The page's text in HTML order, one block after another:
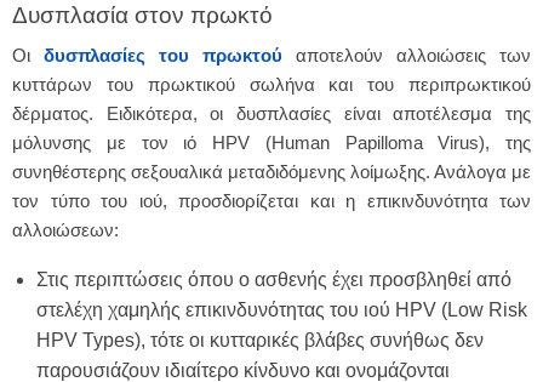
Δυσπλασία στον πρωκτό
Οι δυσπλασίες του πρωκτού αποτελούν αλλοιώσεις των
κυττάρων του πρωκτικού σωλήνα και του περιπρωκτικού
δέρματος. Ειδικότερα, οι δυσπλασίες είναι αποτέλεσμα της
μόλυνσης με τον ιό HPV (Human Papilloma Virus), της
συνηθέστερης σεξουαλικά μεταδιδόμενης λοίμωξης. Ανάλογα με
τον τύπο του ιού, προσδιορίζεται και η επικινδυνότητα των
αλλοιώσεων:
Στις περιπτώσεις όπου ο ασθενής έχει προσβληθεί από
στελέχη χαμηλής επικινδυνότητας του ιού HPV (Low Risk
HPV Types), τότε οι κυτταρικές βλάβες συνήθως δεν
παρουσιάζουν ιδιαίτερο κίνδυνο και ονομάζονται